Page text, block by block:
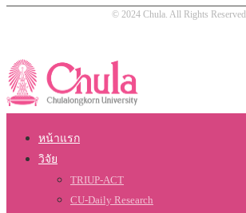
© 2024 Chula. All Rights Reserved
หน้าแรก
วิจัย
TRIUP-ACT
CU-Daily Research